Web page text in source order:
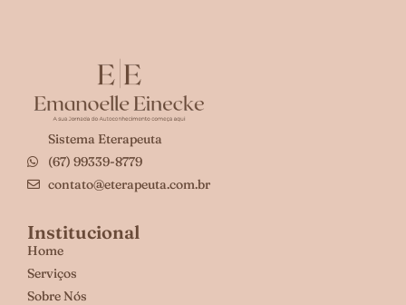
Sistema Eterapeuta
(67) 99339-8779
contato@eterapeuta.com.br
Institucional
Home
Serviços
Sobre Nós